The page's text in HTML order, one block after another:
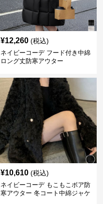
¥12,260 (税込)
ネイビーコーデ フード付き中綿
ロング丈防寒アウター
¥10,610 (税込)
ネイビーコーデ もこもこボア防
寒アウター 冬コート中綿ジャケ